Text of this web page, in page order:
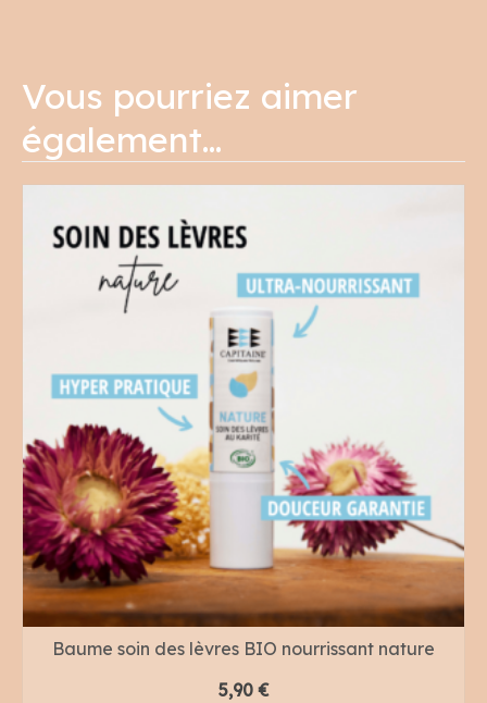
Vous pourriez aimer
également…
Baume soin des lèvres BIO nourrissant nature
5,90 €